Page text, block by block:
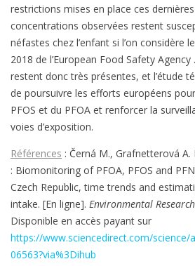
restrictions mises en place ces
concentrations observées restent
néfastes chez l’enfant si l’on considère
2018 de l’European Food Safety Agency
restent donc très présentes, et l’étude
de poursuivre les efforts européens
PFOS et du PFOA et renforcer la
voies d’exposition.
Références : Černá M., Grafnetterová
: Biomonitoring of PFOA, PFOS and
Czech Republic, time trends and
intake. [En ligne]. Environmental Research
Disponible en accès payant sur
https://www.sciencedirect.com/science/
06563?via%3Dihub